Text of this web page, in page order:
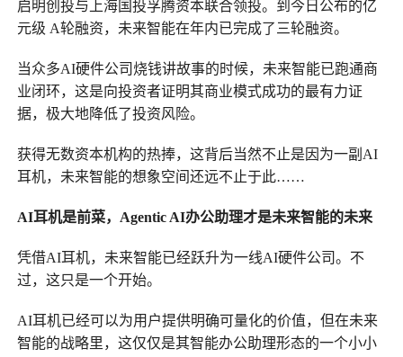
启明创投与上海国投孚腾资本联合领投。到今日公布的亿
元级 A轮融资，未来智能在年内已完成了三轮融资。
当众多AI硬件公司烧钱讲故事的时候，未来智能已跑通商
业闭环，这是向投资者证明其商业模式成功的最有力证
据，极大地降低了投资风险。
获得无数资本机构的热捧，这背后当然不止是因为一副AI
耳机，未来智能的想象空间还远不止于此……
AI耳机是前菜，Agentic AI办公助理才是未来智能的未来
凭借AI耳机，未来智能已经跃升为一线AI硬件公司。不
过，这只是一个开始。
AI耳机已经可以为用户提供明确可量化的价值，但在未来
智能的战略里，这仅仅是其智能办公助理形态的一个小小